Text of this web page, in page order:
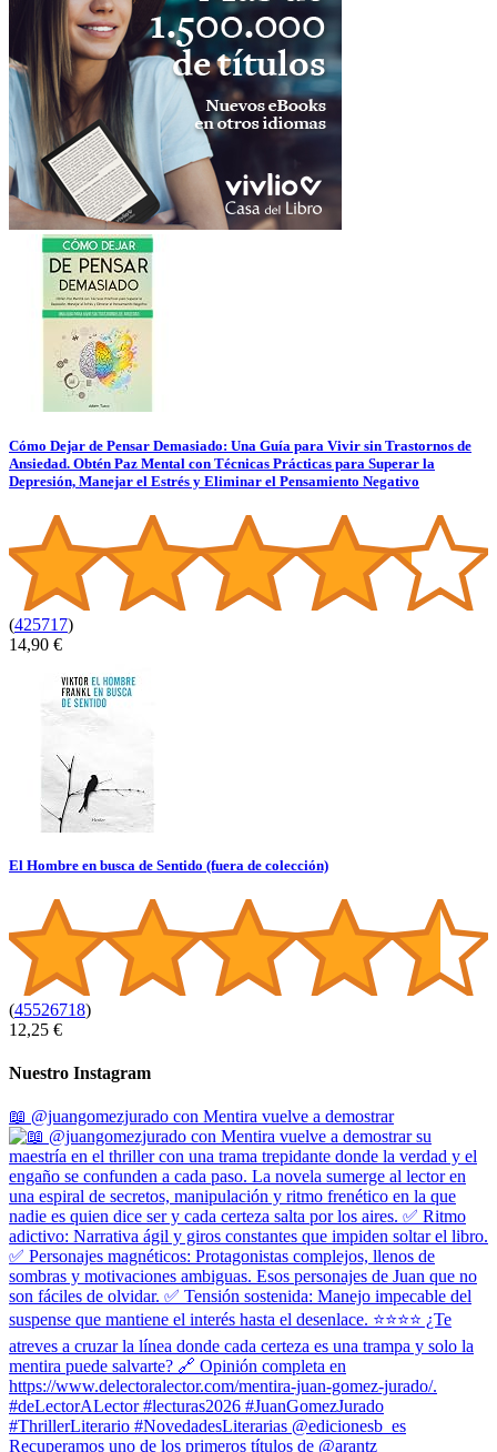
Cómo Dejar de Pensar Demasiado: Una Guía para Vivir sin Trastornos de
Ansiedad. Obtén Paz Mental con Técnicas Prácticas para Superar la
Depresión, Manejar el Estrés y Eliminar el Pensamiento Negativo
(425717)
14,90 €
El Hombre en busca de Sentido (fuera de colección)
(45526718)
12,25 €
Nuestro Instagram
📖 @juangomezjurado con Mentira vuelve a demostrar
Recuperamos uno de los primeros títulos de @arantz